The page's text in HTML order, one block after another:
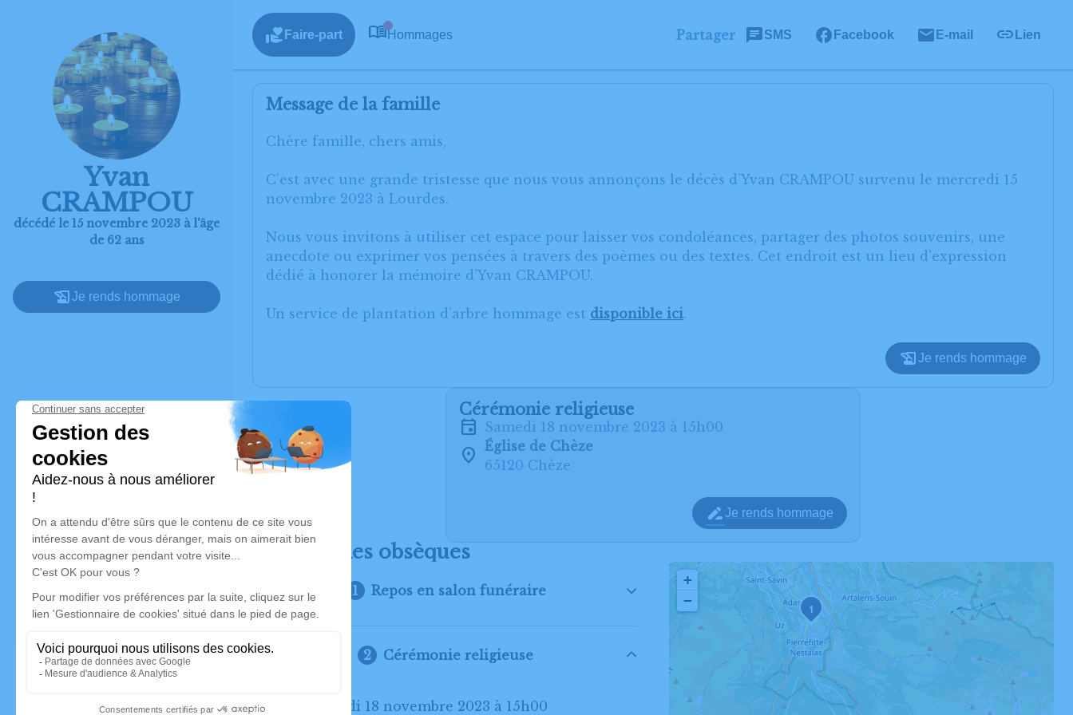
Yvan
CRAMPOU
décédé le 15 novembre 2023 à l'âge
de 62 ans
Je rends hommage
Faire-part Hommages Partager SMS Facebook E-mail Lien
Message de la famille
Chère famille, chers amis,
C’est avec une grande tristesse que nous vous annonçons le décès d’Yvan CRAMPOU survenu le mercredi 15
novembre 2023 à Lourdes.
Nous vous invitons à utiliser cet espace pour laisser vos condoléances, partager des photos souvenirs, une
anecdote ou exprimer vos pensées à travers des poèmes ou des textes. Cet endroit est un lieu d'expression
dédié à honorer la mémoire d’Yvan CRAMPOU.
Un service de plantation d’arbre hommage est disponible ici.
Je rends hommage
Cérémonie religieuse
samedi 18 novembre 2023 à 15h00
Église de Chèze
65120 Chèze
Je rends hommage
Déroulé des obsèques
Repos en salon funéraire
Cérémonie religieuse
Le samedi 18 novembre 2023 à 15h00
1
+
−